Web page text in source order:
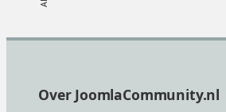
Over JoomlaCommunity.nl